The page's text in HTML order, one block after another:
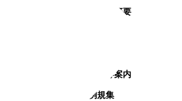
町の概要
観光地・公共施設等案内
電子掲示場・例規集